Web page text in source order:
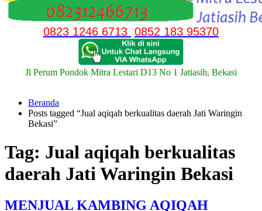
0823 1246 6713 0852 183 95370
Jl Perum Pondok Mitra Lestari D13 No 1 Jatiasih, Bekasi
Beranda
Posts tagged “Jual aqiqah berkualitas daerah Jati Waringin
Bekasi”
Tag: Jual aqiqah berkualitas
daerah Jati Waringin Bekasi
MENJUAL KAMBING AQIQAH